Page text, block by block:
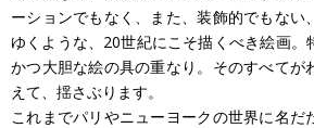
ーションでもなく、また、装飾的でもない
ゆくような、20世紀にこそ描くべき絵画。
かつ大胆な絵の具の重なり。そのすべてが
えて、揺さぶります。
これまでパリやニューヨークの世界に名だ